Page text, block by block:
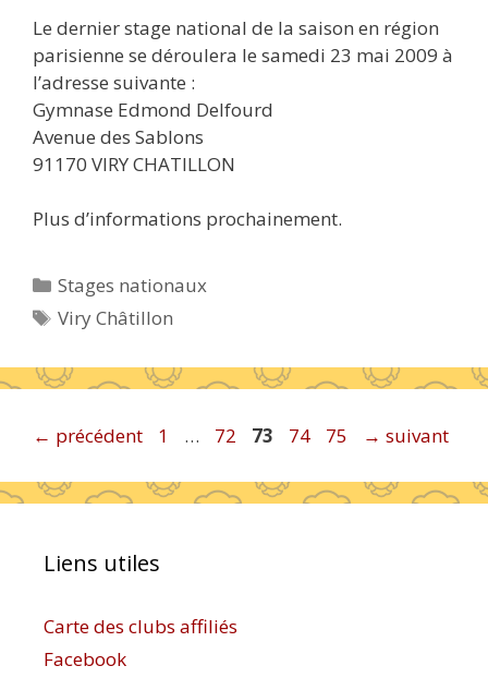
Le dernier stage national de la saison en région
parisienne se déroulera le samedi 23 mai 2009 à
l’adresse suivante :
Gymnase Edmond Delfourd
Avenue des Sablons
91170 VIRY CHATILLON
Plus d’informations prochainement.
Catégories
Stages nationaux
Étiquettes
Viry Châtillon
← précédent Page
1 … Page
72 Page
73 Page
74 Page
75 → suivant
Liens utiles
Carte des clubs affiliés
Facebook